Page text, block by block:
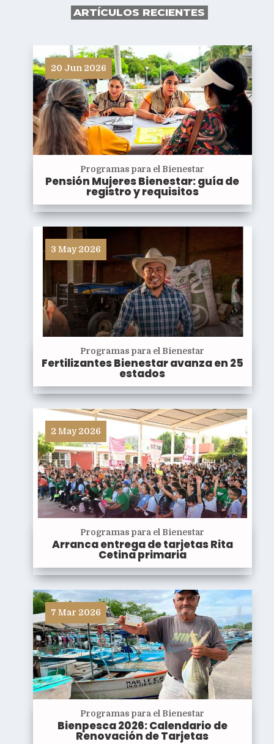
ARTÍCULOS RECIENTES
20 Jun 2026
Programas para el Bienestar
Pensión Mujeres Bienestar: guía de
registro y requisitos
3 May 2026
Programas para el Bienestar
Fertilizantes Bienestar avanza en 25
estados
2 May 2026
Programas para el Bienestar
Arranca entrega de tarjetas Rita
Cetina primaria
7 Mar 2026
Programas para el Bienestar
Bienpesca 2026: Calendario de
Renovación de Tarjetas